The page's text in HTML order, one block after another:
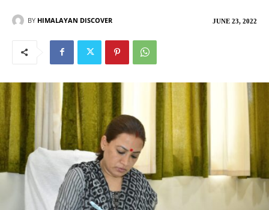
JUNE 23, 2022
BY HIMALAYAN DISCOVER